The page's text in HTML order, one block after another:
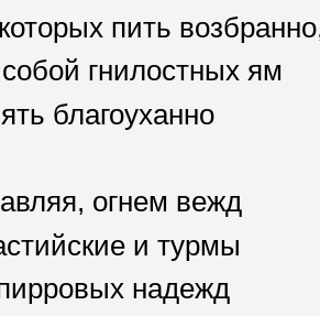
пить
гнилостных ям
благоуханно
огнем вежд
и турмы
надежд